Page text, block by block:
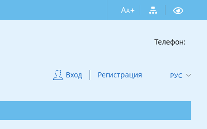
AA+
Телефон:
Вход Регистрация РУС